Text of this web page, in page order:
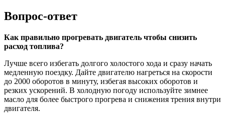
Вопрос-ответ
Как правильно прогревать двигатель чтобы снизить
расход топлива?
Лучше всего избегать долгого холостого хода и сразу начать
медленную поездку. Дайте двигателю нагреться на скорости
до 2000 оборотов в минуту, избегая высоких оборотов и
резких ускорений. В холодную погоду используйте зимнее
масло для более быстрого прогрева и снижения трения внутри
двигателя.